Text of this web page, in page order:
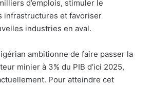
d’emplois, stimuler le
infrastructures et favoriser
industries en aval.
ambitionne de faire passer la
minier à 3% du PIB d’ici 2025,
Pour atteindre cet